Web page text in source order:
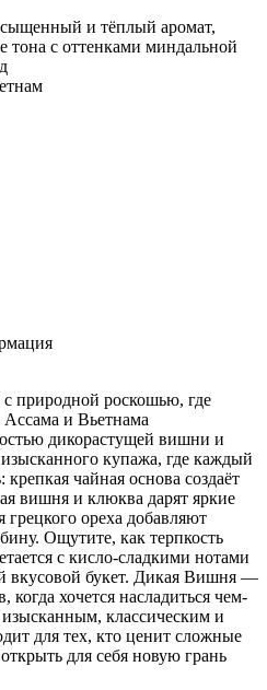
и тёплый аромат,
с оттенками миндальной
природной роскошью, где
Ассама и Вьетнама
дикорастущей вишни и
купажа, где каждый
чайная основа создаёт
вишня и клюква дарят яркие
ореха добавляют
Ощутите, как терпкость
с кисло-сладкими нотами
вкусовой букет. Дикая Вишня —
хочется насладиться чем-
классическим и
для тех, кто ценит сложные
для себя новую грань